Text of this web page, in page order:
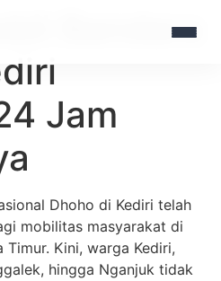
Bandara
Jam
Dhoho di Kediri telah
mobilitas masyarakat di
Kini, warga Kediri,
hingga Nganjuk tidak